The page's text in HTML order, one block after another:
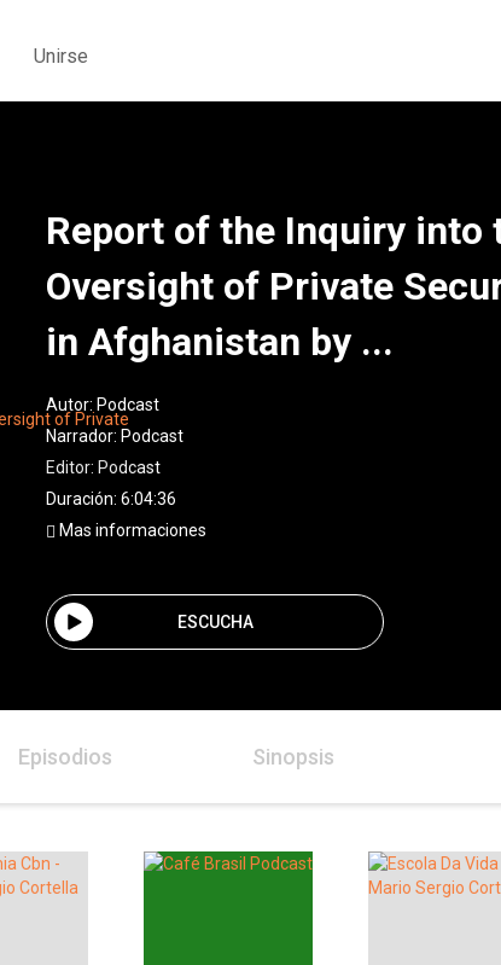
Unirse
Report of the Inquiry into
Oversight of Private
in Afghanistan by ...
Autor: Podcast
Narrador: Podcast
Editor: Podcast
Duración: 6:04:36
Mas informaciones
ESCUCHA
Episodios Sinopsis